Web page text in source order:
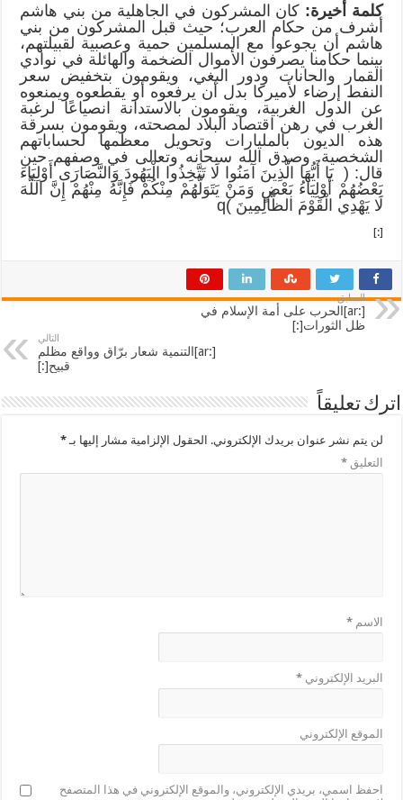
كلمة أخيرة: كان المشركون في الجاهلية من بني هاشم
أشرف من حكام العرب؛ حيث قبل المشركون من بني
هاشم أن يجوعوا مع المسلمين حمية وعصبية لقبيلتهم،
بينما حكامنا يصرفون الأموال الضخمة والهائلة في نوادي
القمار والحانات ودور البغي، ويقومون بتخفيض سعر
النفط إرضاء لأميركا بدل أن يرفعوه أو يقطعوه ويمنعوه
عن الدول الغربية، ويقومون بالاستدانة انصياعًا لرغبة
الغرب في رهن اقتصاد البلاد لمصحته، ويقومون بسرقة
هذه الديون بالمليارات وتحويل معظمها لحساباتهم
الشخصية. وصدق الله سبحانه وتعالى في وصفهم حين
قال: ( يَا أَيُّهَا الَّذِينَ آمَنُوا لَا تَتَّخِذُوا الْيَهُودَ وَالنَّصَارَى أَوْلِيَاءَ
بَعْضُهُمْ أَوْلِيَاءُ بَعْضٍ وَمَنْ يَتَوَلَّهُمْ مِنْكُمْ فَإِنَّهُ مِنْهُمْ إِنَّ اللَّهَ
لَا يَهْدِي الْقَوْمَ الظَّالِمِينَ )q
[:]
السابق
[:ar]الحرب على أمة الإسلام في
ظل الثورات[:]
التالي
[:ar]التنمية شعار برّاق وواقع مظلم
قبيح[:]
اترك تعليقاً
لن يتم نشر عنوان بريدك الإلكتروني. الحقول الإلزامية مشار إليها بـ*
التعليق*
الاسم*
البريد الإلكتروني*
الموقع الإلكتروني
احفظ اسمي، بريدي الإلكتروني، والموقع الإلكتروني في هذا المتصفح